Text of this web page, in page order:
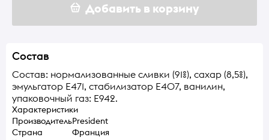
Добавить в корзину
Состав
Состав: нормализованные сливки (91%), сахар (8,5%),
эмульгатор Е471, стабилизатор Е407, ванилин,
упаковочный газ: Е942.
Характеристики
ПроизводительPresident
Страна
Франция